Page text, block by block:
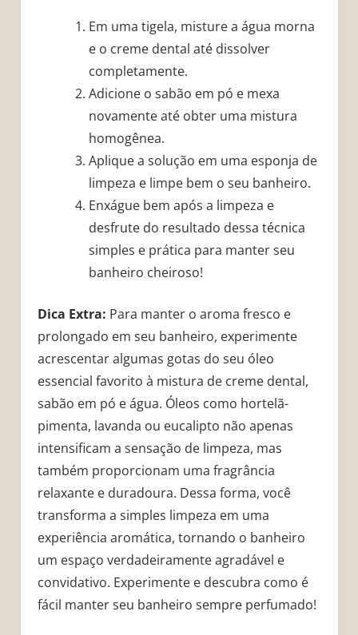
Em uma tigela, misture a água morna
e o creme dental até dissolver
completamente.
Adicione o sabão em pó e mexa
novamente até obter uma mistura
homogênea.
Aplique a solução em uma esponja de
limpeza e limpe bem o seu banheiro.
Enxágue bem após a limpeza e
desfrute do resultado dessa técnica
simples e prática para manter seu
banheiro cheiroso!
Dica Extra: Para manter o aroma fresco e
prolongado em seu banheiro, experimente
acrescentar algumas gotas do seu óleo
essencial favorito à mistura de creme dental,
sabão em pó e água. Óleos como hortelã-
pimenta, lavanda ou eucalipto não apenas
intensificam a sensação de limpeza, mas
também proporcionam uma fragrância
relaxante e duradoura. Dessa forma, você
transforma a simples limpeza em uma
experiência aromática, tornando o banheiro
um espaço verdadeiramente agradável e
convidativo. Experimente e descubra como é
fácil manter seu banheiro sempre perfumado!